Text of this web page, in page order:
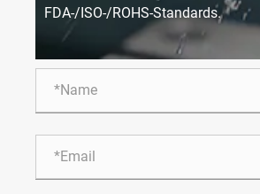
FDA-/ISO-/ROHS-Standards.